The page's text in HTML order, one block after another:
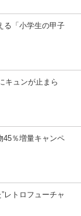
る「小学生の甲子
キュンが止まら
45％増量キャンペ
レトロフューチャ